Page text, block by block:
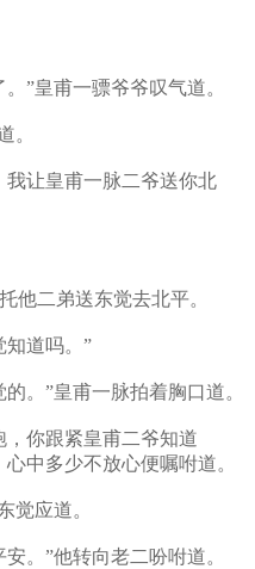
皇甫一骠爷爷叹气道。
。
让皇甫一脉二爷送你北
二弟送东觉去北平。
道吗。”
”皇甫一脉拍着胸口道。
你跟紧皇甫二爷知道
中多少不放心便嘱咐道。
应道。
”他转向老二吩咐道。